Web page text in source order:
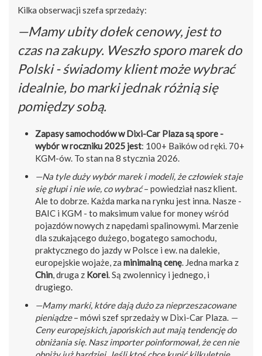
Kilka obserwacji szefa sprzedaży:
—Mamy ubity dołek cenowy, jest to
czas na zakupy. Weszło sporo marek do
Polski - świadomy klient może wybrać
idealnie, bo marki jednak różnią się
pomiędzy sobą.
Zapasy samochodów w Dixi-Car Plaza są spore -
wybór w roczniku 2025 jest: 100+ Baików od ręki. 70+
KGM-ów. To stan na 8 stycznia 2026.
—Na tyle duży wybór marek i modeli, że człowiek staje
się głupi i nie wie, co wybrać– powiedział nasz klient.
Ale to dobrze. Każda marka na rynku jest inna. Nasze -
BAIC i KGM - to maksimum value for money wśród
pojazdów nowych z napędami spalinowymi. Marzenie
dla szukającego dużego, bogatego samochodu,
praktycznego do jazdy w Polsce i ew. na dalekie,
europejskie wojaże, za minimalną cenę. Jedna marka z
Chin, druga z Korei. Są zwolennicy i jednego, i
drugiego.
—Mamy marki, które dają dużo za nieprzeszacowane
pieniądze– mówi szef sprzedaży w Dixi-Car Plaza. —
Ceny europejskich, japońskich aut mają tendencję do
obniżania się. Nasz importer poinformował, że cen nie